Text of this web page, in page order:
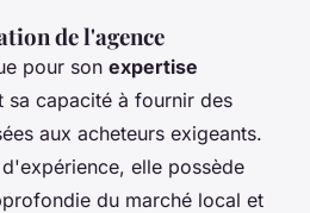
de l'agence
pour son expertise
sa capacité à fournir des
aux acheteurs exigeants.
elle possède
du marché local et